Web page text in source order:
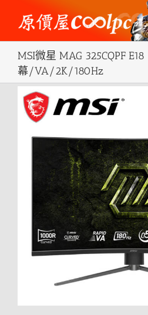
content
MSI微星 MAG 325CQPF
幕/VA/2K/180Hz
View
Larger
Image